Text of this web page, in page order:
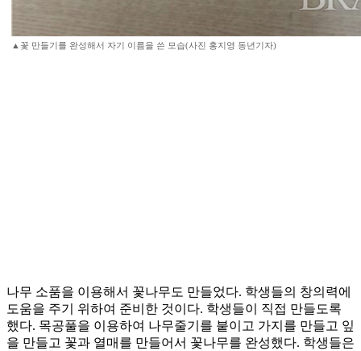
▲꽃 만들기를 완성해서 자기 이름을 쓴 모습(사진 홍지영 동년기자)
나무 소품을 이용해서 꽃나무도 만들었다. 학생들의 창의력에
도움을 주기 위하여 준비한 것이다. 학생들이 직접 만들도록
했다. 목공풀을 이용하여 나무줄기를 붙이고 가지를 만들고 잎
을 만들고 꽃과 열매를 만들어서 꽃나무를 완성했다. 학생들은